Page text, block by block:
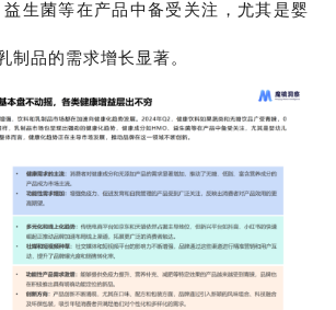
生菌等在产品中备受关注，尤其是婴
制品的需求增长显著。